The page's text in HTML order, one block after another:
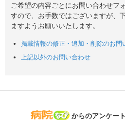
ご希望の内容ごとにお問い合わせフ
すので、お手数ではございますが、
ますようお願いいたします。
掲載情報の修正・追加・削除のお問
上記以外のお問い合わせ
病院なび
からのアンケー